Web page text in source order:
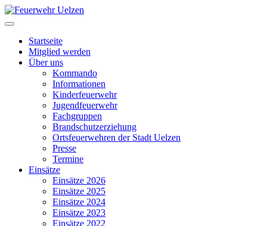
Startseite
Mitglied werden
Über uns
Kommando
Informationen
Kinderfeuerwehr
Jugendfeuerwehr
Fachgruppen
Brandschutzerziehung
Ortsfeuerwehren der Stadt Uelzen
Presse
Termine
Einsätze
Einsätze 2026
Einsätze 2025
Einsätze 2024
Einsätze 2023
Einsätze 2022